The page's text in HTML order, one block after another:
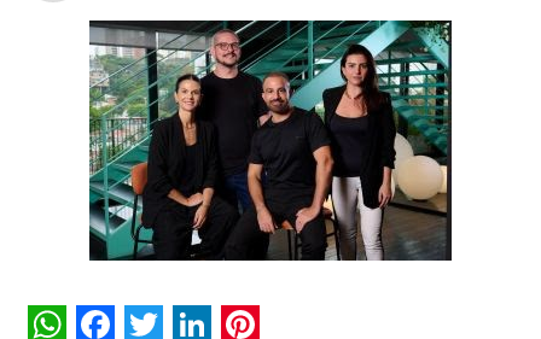
projeto”, declara Guil Salles, sócio da oito™.